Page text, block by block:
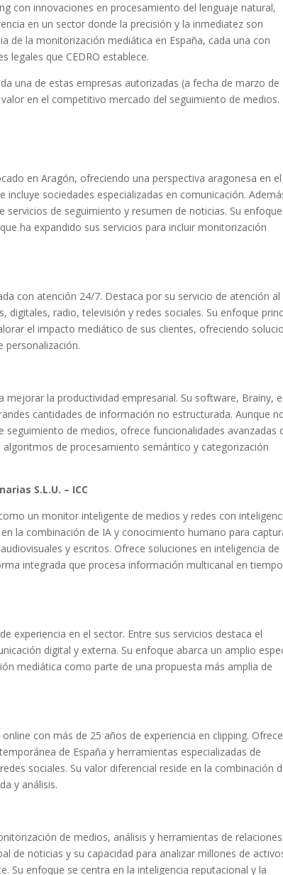
con innovaciones en procesamiento del lenguaje natural,
en un sector donde la precisión y la inmediatez son
de la monitorización mediática en España, cada una con
legales que CEDRO establece.
una de estas empresas autorizadas (a fecha de marzo de
en el competitivo mercado del seguimiento de medios.
en Aragón, ofreciendo una perspectiva aragonesa en el
sociedades especializadas en comunicación.
de seguimiento y resumen de noticias. Su enfoque
ha expandido sus servicios para incluir monitorización
con atención 24/7. Destaca por su servicio de atención al
radio, televisión y redes sociales. Su enfoque
el impacto mediático de sus clientes, ofreciendo
personalización.
mejorar la productividad empresarial. Su software, Brainy,
cantidades de información no estructurada. Aunque
de medios, ofrece funcionalidades avanzadas
de procesamiento semántico y categorización
S.L.U. – ICC
un monitor inteligente de medios y redes con
la combinación de IA y conocimiento humano para
y escritos. Ofrece soluciones en inteligencia de
integrada que procesa información multicanal en tiempo
experiencia en el sector. Entre sus servicios destaca el
digital y externa. Su enfoque abarca un amplio
mediática como parte de una propuesta más amplia de
con más de 25 años de experiencia en clipping. Ofrece
de España y herramientas especializadas de
sociales. Su valor diferencial reside en la combinación
y análisis.
de medios, análisis y herramientas de relaciones
de noticias y su capacidad para analizar millones de
Su enfoque se centra en la inteligencia reputacional y la